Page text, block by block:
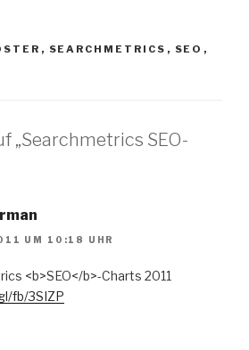
, SEARCHMETRICS , SEO ,
„Searchmetrics SEO-
UM 10:18 UHR
<b>SEO</b>-Charts 2011
fb/3SIZP